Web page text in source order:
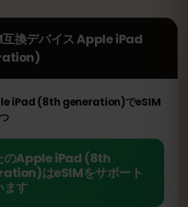
換デバイスApple iPad
iPad (8th generation)でeSIM
のApple iPad (8th
はeSIMをサポート
ます